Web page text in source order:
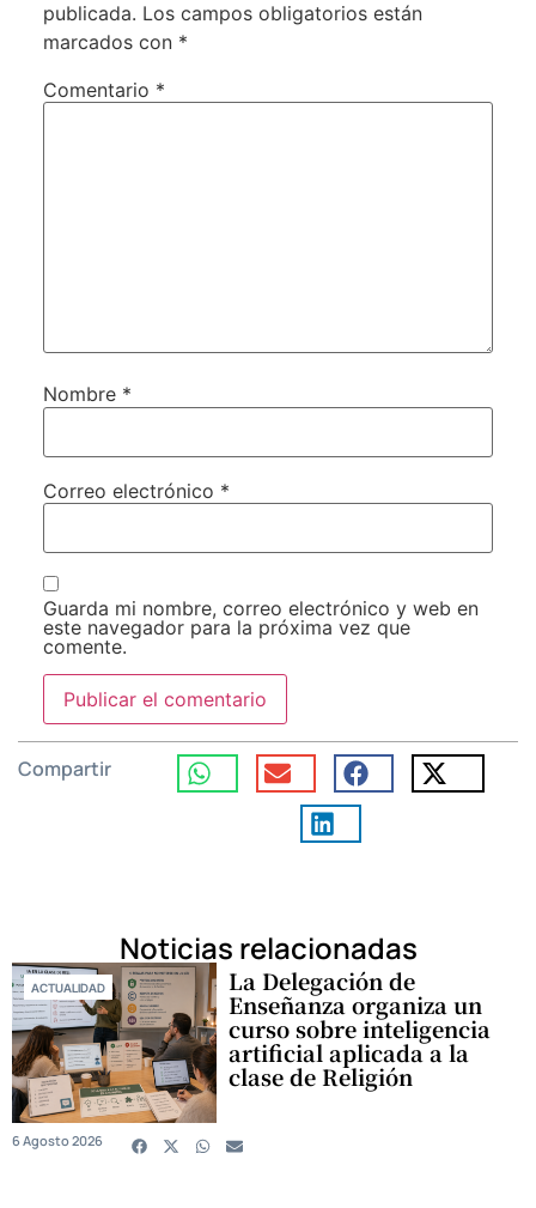
publicada. Los campos obligatorios están
marcados con *
Comentario *
Nombre *
Correo electrónico *
Guarda mi nombre, correo electrónico y web en
este navegador para la próxima vez que
comente.
Compartir
Noticias relacionadas
ACTUALIDAD La Delegación de
Enseñanza organiza un
curso sobre inteligencia
artificial aplicada a la
clase de Religión
6 Agosto 2026